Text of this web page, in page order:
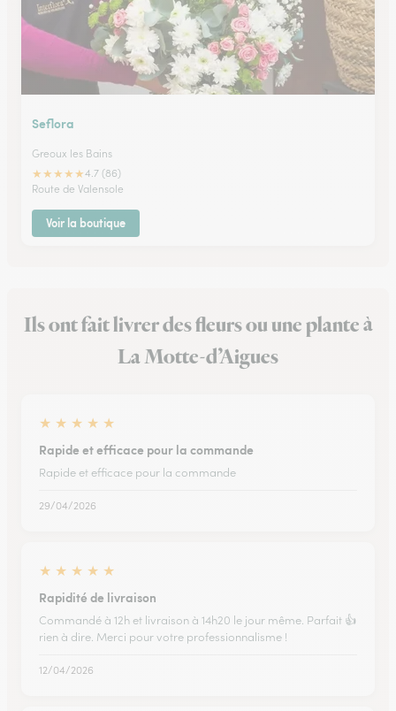
Seflora
Greoux les Bains
★★★★★4.7 (86)
Route de Valensole
Voir la boutique
Ils ont fait livrer des fleurs ou une plante à
La Motte-d’Aigues
★ ★ ★ ★ ★
Rapide et efficace pour la commande
Rapide et efficace pour la commande
29/04/2026
★ ★ ★ ★ ★
Rapidité de livraison
Commandé à 12h et livraison à 14h20 le jour même. Parfait 👍
rien à dire. Merci pour votre professionnalisme !
12/04/2026